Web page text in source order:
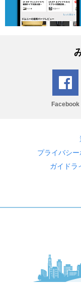
Facebook
プライバシ
ガイドラ